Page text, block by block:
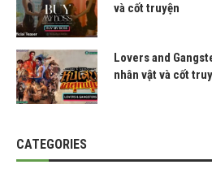
và cốt truyện
Lovers and
nhân vật và cốt
CATEGORIES